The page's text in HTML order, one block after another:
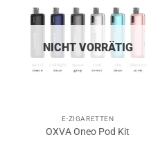
NICHT VORRÄTIG
E-ZIGARETTEN
OXVA Oneo Pod Kit